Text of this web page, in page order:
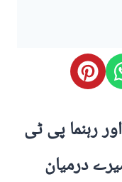
رہنما پی ٹی
درمیان